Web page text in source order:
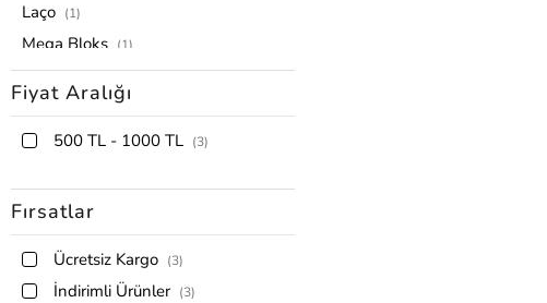
Oyuncak Bebekler
Tüm Ürünler
Laço (1)
Mega Bloks (1)
Toysan(1)
Fiyat Aralığı
500 TL - 1000 TL (3)
Fırsatlar
Ücretsiz Kargo (3)
İndirimli Ürünler (3)